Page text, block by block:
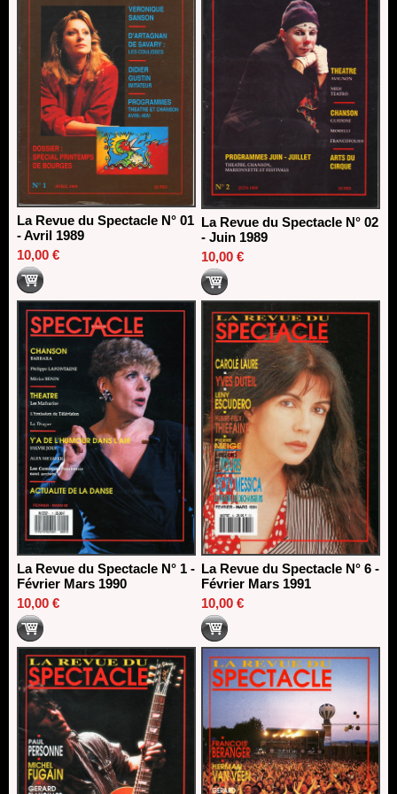
La Revue du Spectacle N° 01
- Avril 1989
10,00 €
La Revue du Spectacle N° 02
- Juin 1989
10,00 €
La Revue du Spectacle N° 1 -
Février Mars 1990
10,00 €
La Revue du Spectacle N° 6 -
Février Mars 1991
10,00 €